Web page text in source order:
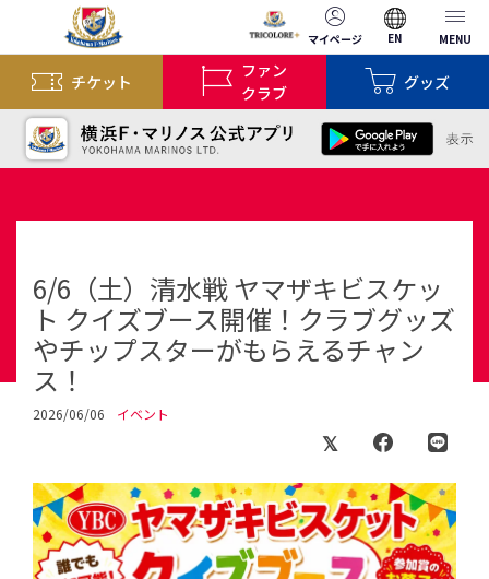
マイページ EN MENU
チケット
ファン
クラブ
グッズ
6/6（土）清水戦 ヤマザキビスケッ
ト クイズブース開催！クラブグッズ
やチップスターがもらえるチャン
ス！
2026/06/06 イベント